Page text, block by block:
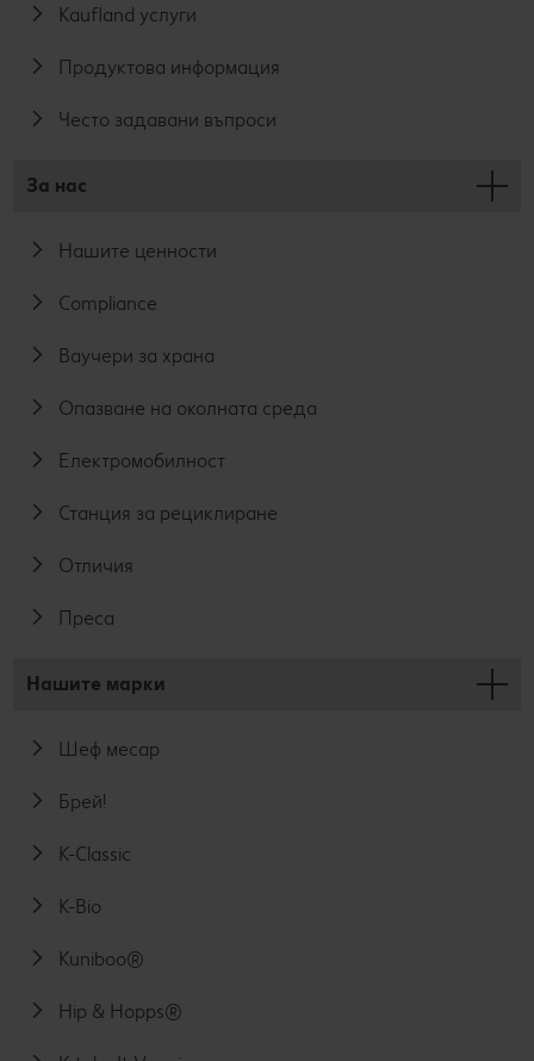
Kaufland услуги
Продуктова информация
Често задавани въпроси
За нас
Нашите ценности
Compliance
Ваучери за храна
Опазване на околната среда
Електромобилност
Станция за рециклиране
Отличия
Преса
Нашите марки
Шеф месар
Брей!
K-Classic
K-Bio
Kuniboo®
Hip & Hopps®